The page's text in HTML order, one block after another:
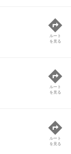
ルート
を見る
ルート
を見る
ルート
を見る